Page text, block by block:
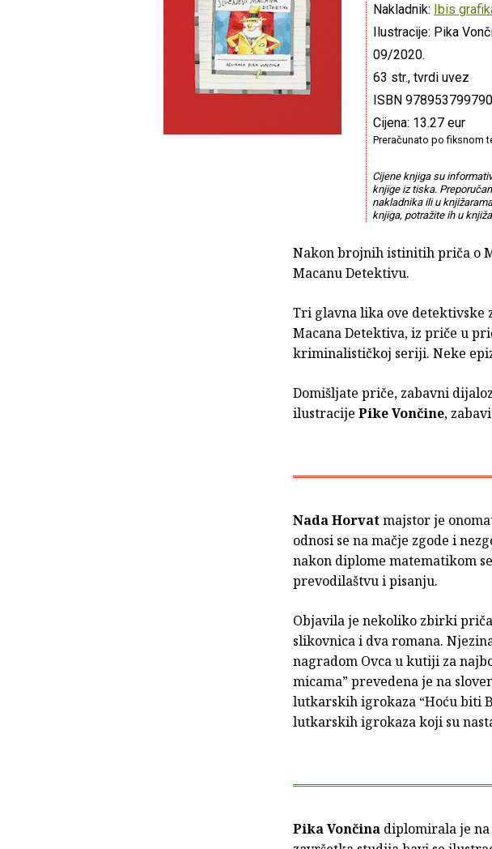
Nakladnik: Ibis
Ilustracije: Pika
09/2020.
63 str., tvrdi uvez
ISBN
Cijena: 13.27 eur
Preračunato po fiksnom
Cijene knjiga su
knjige iz tiska.
nakladnika ili u
knjiga, potražite ih u
Nakon brojnih istinitih priča o
Macanu Detektivu.
Tri glavna lika ove detektivske
Macana Detektiva, iz priče u
kriminalističkoj seriji. Neke
Domišljate priče, zabavni
ilustracije Pike Vončine,
Nada Horvatmajstor je
odnosi se na mačje zgode i
nakon diplome matematikom
prevodilaštvu i pisanju.
Objavila je nekoliko zbirki
slikovnica i dva romana.
nagradom Ovca u kutiji za
micama” prevedena je na
lutkarskih igrokaza “Hoću biti
lutkarskih igrokaza koji su
Pika Vončina diplomirala je